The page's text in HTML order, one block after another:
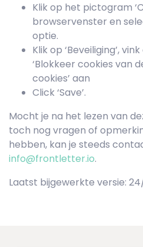
Klik op het pictogram
browservenster en
optie.
Klik op ‘Beveiliging’,
‘Blokkeer cookies van
cookies’ aan
Click ‘Save’.
Mocht je na het lezen van
toch nog vragen of
hebben, kan je steeds
info@frontletter.io.
Laatst bijgewerkte versie: